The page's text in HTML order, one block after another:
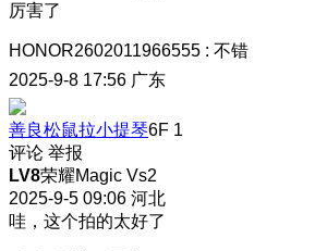
厉害了
HONOR2602011966555 : 不错
2025-9-8 17:56 广东
善良松鼠拉小提琴6F 1
评论 举报
LV8荣耀Magic Vs2
2025-9-5 09:06 河北
哇，这个拍的太好了